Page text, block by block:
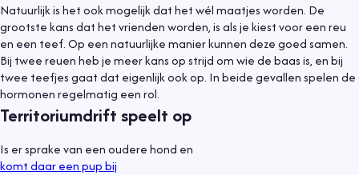
Natuurlijk is het ook mogelijk dat het wél maatjes worden. De
grootste kans dat het vrienden worden, is als je kiest voor een reu
en een teef. Op een natuurlijke manier kunnen deze goed samen.
Bij twee reuen heb je meer kans op strijd om wie de baas is, en bij
twee teefjes gaat dat eigenlijk ook op. In beide gevallen spelen de
hormonen regelmatig een rol.
Territoriumdrift speelt op
Is er sprake van een oudere hond en
komt daar een pup bij